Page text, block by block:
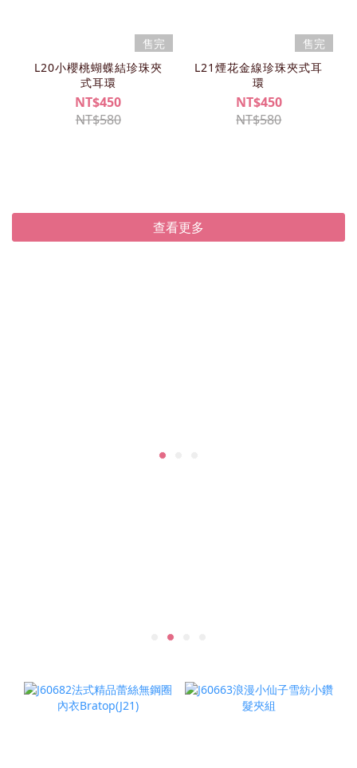
售完
L20小櫻桃蝴蝶結珍珠夾
式耳環
NT$450
NT$580
售完
L21煙花金線珍珠夾式耳
環
NT$450
NT$580
查看更多